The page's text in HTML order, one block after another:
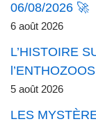
06/08/2026 🚀
6 août 2026
L’HISTOIRE
5 août 2026
LES